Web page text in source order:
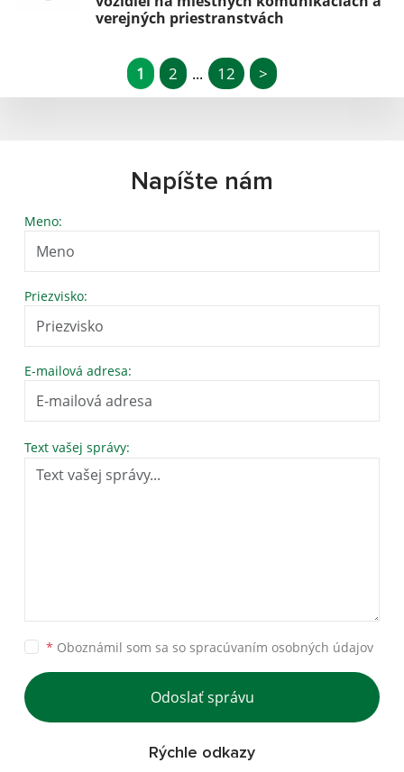
verejných priestranstvách
1 2 ... 12 >
Napíšte nám
Meno:
Priezvisko:
E-mailová adresa:
Text vašej správy:
* Oboznámil som sa so spracúvaním osobných údajov
Odoslať správu
Rýchle odkazy